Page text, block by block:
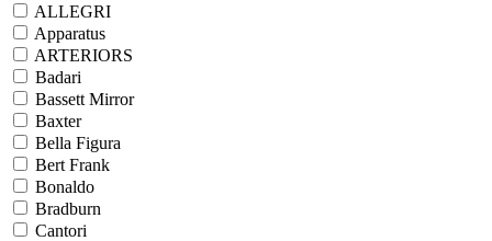
ALLEGRI
Apparatus
ARTERIORS
Badari
Bassett Mirror
Baxter
Bella Figura
Bert Frank
Bonaldo
Bradburn
Cantori